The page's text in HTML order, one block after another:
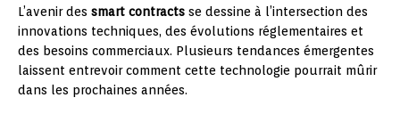
L’avenir des smart contracts se dessine à l’intersection des
innovations techniques, des évolutions réglementaires et
des besoins commerciaux. Plusieurs tendances émergentes
laissent entrevoir comment cette technologie pourrait mûrir
dans les prochaines années.